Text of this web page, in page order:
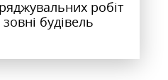
робіт
будівель